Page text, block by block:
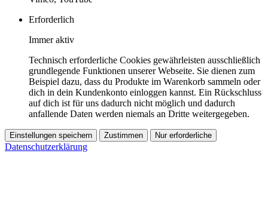
Erforderlich
Immer aktiv
Technisch erforderliche Cookies gewährleisten ausschließlich
grundlegende Funktionen unserer Webseite. Sie dienen zum
Beispiel dazu, dass du Produkte im Warenkorb sammeln oder
dich in dein Kundenkonto einloggen kannst. Ein Rückschluss
auf dich ist für uns dadurch nicht möglich und dadurch
anfallende Daten werden niemals an Dritte weitergegeben.
Einstellungen speichern Zustimmen Nur erforderliche
Datenschutzerklärung